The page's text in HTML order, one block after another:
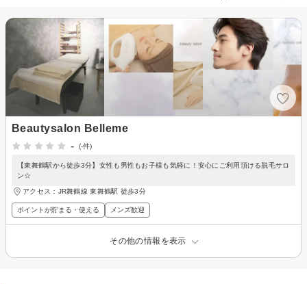
Beautysalon Belleme
-
(-件)
【東舞鶴駅から徒歩3分】女性も男性もお子様も気軽に！安心にご利用頂ける脱毛サロ
ン☆
アクセス：JR舞鶴線 東舞鶴駅 徒歩3分
ポイントが貯まる・使える メンズ歓迎
その他の情報を表示